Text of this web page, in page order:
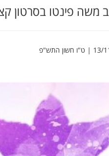
משה פינטו בסרטון
חשון התש"פ